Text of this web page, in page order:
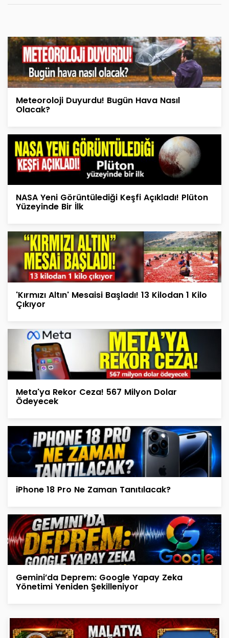
Meteoroloji Duyurdu! Bugün Hava Nasıl
Olacak?
NASA Yeni Görüntülediği Keşfi Açıkladı! Plüton
Yüzeyinde Bir İlk
'Kırmızı Altın' Mesaisi Başladı! 13 Kilodan 1 Kilo
Çıkıyor
Meta'ya Rekor Ceza! 567 Milyon Dolar
Ödeyecek
iPhone 18 Pro Ne Zaman Tanıtılacak?
Gemini’da Deprem: Google Yapay Zeka
Yönetimi Yeniden Şekilleniyor